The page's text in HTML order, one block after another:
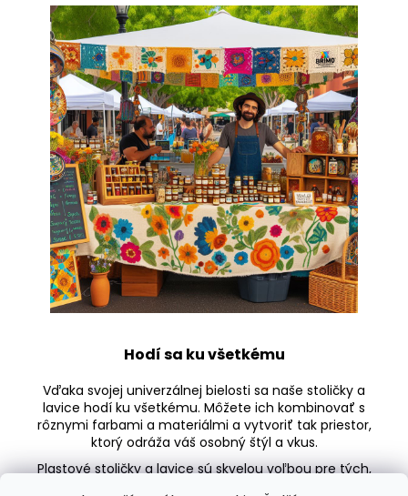
Hodí sa ku všetkému
Vďaka svojej univerzálnej bielosti sa naše stoličky a
lavice hodí ku všetkému. Môžete ich kombinovať s
rôznymi farbami a materiálmi a vytvoriť tak priestor,
ktorý odráža váš osobný štýl a vkus.
Plastové stoličky a lavice sú skvelou voľbou pre tých,